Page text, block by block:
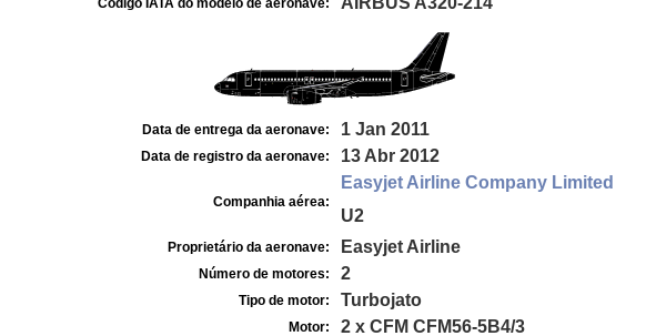
Código IATA do modelo de aeronave:
Data de entrega da aeronave: 1 Jan 2011
Data de registro da aeronave: 13 Abr 2012
Companhia aérea:
Easyjet Airline Company Limited
U2
Proprietário da aeronave: Easyjet Airline
Número de motores: 2
Tipo de motor: Turbojato
Motor: 2 x CFM CFM56-5B4/3